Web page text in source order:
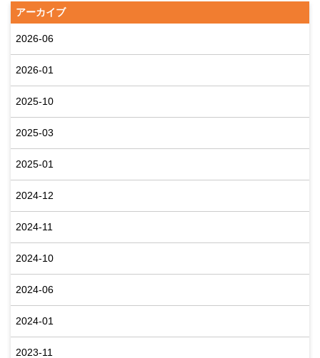
アーカイブ
2026-06
2026-01
2025-10
2025-03
2025-01
2024-12
2024-11
2024-10
2024-06
2024-01
2023-11